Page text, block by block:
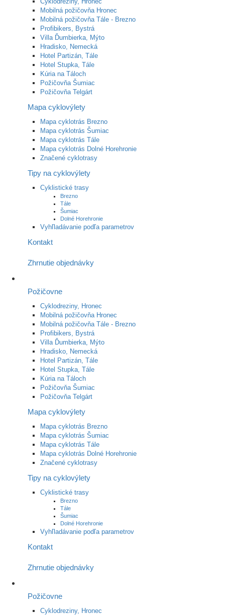
Mobilná požičovňa Hronec
Mobilná požičovňa Tále - Brezno
Profibikers, Bystrá
Villa Ďumbierka, Mýto
Hradisko, Nemecká
Hotel Partizán, Tále
Hotel Stupka, Tále
Kúria na Táloch
Požičovňa Šumiac
Požičovňa Telgárt
Mapa cyklovýlety
Mapa cyklotrás Brezno
Mapa cyklotrás Šumiac
Mapa cyklotrás Tále
Mapa cyklotrás Dolné Horehronie
Značené cyklotrasy
Tipy na cyklovýlety
Cyklistické trasy
Brezno
Tále
Šumiac
Dolné Horehronie
Vyhľladávanie podľa parametrov
Kontakt
Zhrnutie objednávky
Požičovne
Cyklodreziny, Hronec
Mobilná požičovňa Hronec
Mobilná požičovňa Tále - Brezno
Profibikers, Bystrá
Villa Ďumbierka, Mýto
Hradisko, Nemecká
Hotel Partizán, Tále
Hotel Stupka, Tále
Kúria na Táloch
Požičovňa Šumiac
Požičovňa Telgárt
Mapa cyklovýlety
Mapa cyklotrás Brezno
Mapa cyklotrás Šumiac
Mapa cyklotrás Tále
Mapa cyklotrás Dolné Horehronie
Značené cyklotrasy
Tipy na cyklovýlety
Cyklistické trasy
Brezno
Tále
Šumiac
Dolné Horehronie
Vyhľladávanie podľa parametrov
Kontakt
Zhrnutie objednávky
Požičovne
Cyklodreziny, Hronec